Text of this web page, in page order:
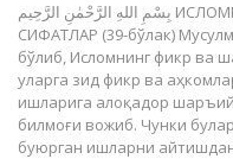
بِسْمِ اللهِ الرَّحْمٰنِ الرَّحِيم ИСЛОМИЙ ДАЪВАТНИ ЁЙИШ ВАЗИФАЛАР ВА
СИФАТЛАР (39-бўлак)
бўлиб, Исломнинг фикр ва
уларга зид фикр ва
ишларига алоқадор
билмоғи вожиб. Чунки
буюрган ишларни